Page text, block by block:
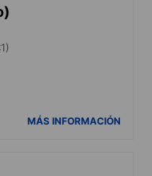
MÁS INFORMACIÓN